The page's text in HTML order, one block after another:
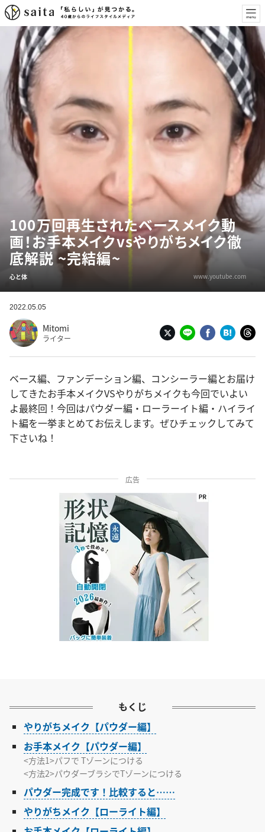
100万回再生されたベースメイク動
画！お手本メイクvsやりがちメイク徹
底解説 ~完結編~
心と体 www.youtube.com
2022.05.05
Mitomi
ライター
ベース編、ファンデーション編、コンシーラー編とお届け
してきたお手本メイクVSやりがちメイクも今回でいよい
よ最終回！今回はパウダー編・ローラーイト編・ハイライ
ト編を一挙まとめてお伝えします。ぜひチェックしてみて
下さいね！
広告
もくじ
やりがちメイク【パウダー編】
お手本メイク【パウダー編】
<方法1>パフで Tゾーンにつける
<方法2>パウダーブラシでTゾーンにつける
パウダー完成です！比較すると……
やりがちメイク【ローライト編】